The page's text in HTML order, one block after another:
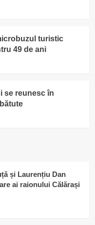
turistic
49 de ani
se reunesc în
și Laurențiu Dan
ai raionului Călărași